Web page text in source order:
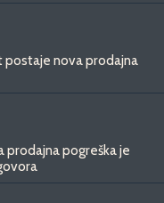
postaje nova prodajna
prodajna pogreška je